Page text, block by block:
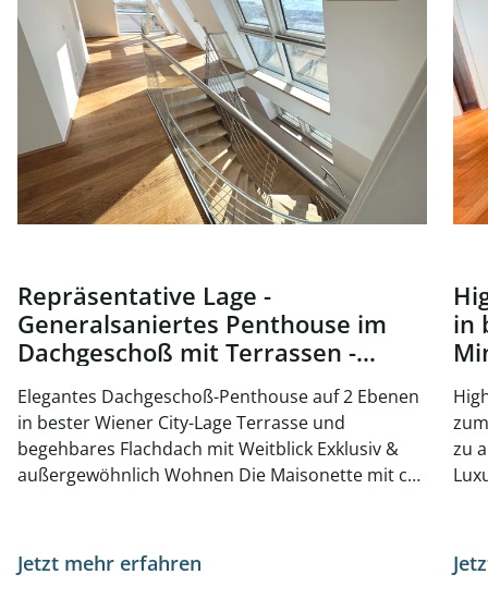
Repräsentative Lage -
Generalsaniertes Penthouse im
Dachgeschoß mit Terrassen -
kaufen in 1010 Wien
Elegantes Dachgeschoß-Penthouse auf 2 Ebenen
in bester Wiener City-Lage Terrasse und
begehbares Flachdach mit Weitblick Exklusiv &
außergewöhnlich Wohnen Die Maisonette mit ca.
sich mit höchstem Wohnkomfort. Ebene 1 -
Vorraum - Gäste-WC - Wohnbereich -
Jetzt mehr erfahren
in
zu